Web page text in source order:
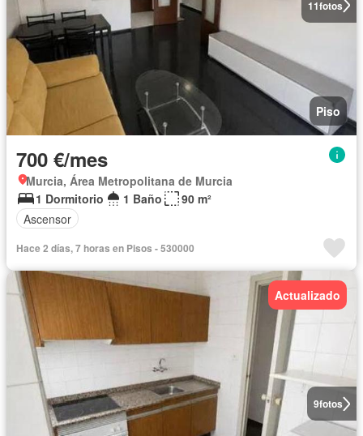
11fotos
Piso
700 €/mes
Murcia, Área Metropolitana de Murcia
1 Dormitorio
1 Baño
90 m²
Ascensor
Hace 2 días, 7 horas en Pisos - 530000
9fotos
Actualizado